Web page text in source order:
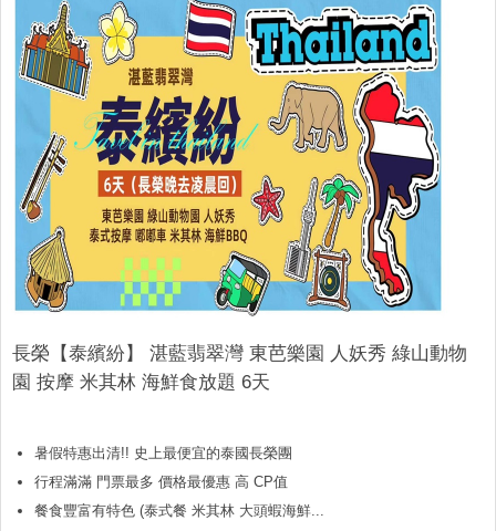
長榮【泰繽紛】 湛藍翡翠灣 東芭樂園 人妖秀 綠山動物
園 按摩 米其林 海鮮食放題 6天
暑假特惠出清!! 史上最便宜的泰國長榮團
行程滿滿 門票最多 價格最優惠 高 CP值
餐食豐富有特色 (泰式餐 米其林 大頭蝦海鮮...